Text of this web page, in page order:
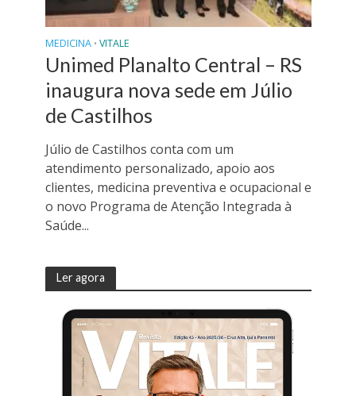
MEDICINA • VITALE
Unimed Planalto Central – RS
inaugura nova sede em Júlio
de Castilhos
Júlio de Castilhos conta com um
atendimento personalizado, apoio aos
clientes, medicina preventiva e ocupacional e
o novo Programa de Atenção Integrada à
Saúde...
Ler agora